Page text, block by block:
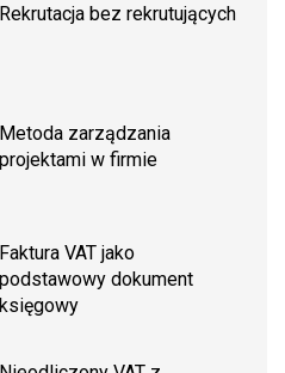
Rekrutacja bez rekrutujących
Metoda zarządzania
projektami w firmie
Faktura VAT jako
podstawowy dokument
księgowy